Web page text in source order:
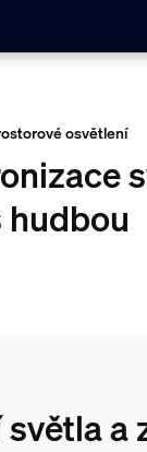
osvětlení
hudbou
a